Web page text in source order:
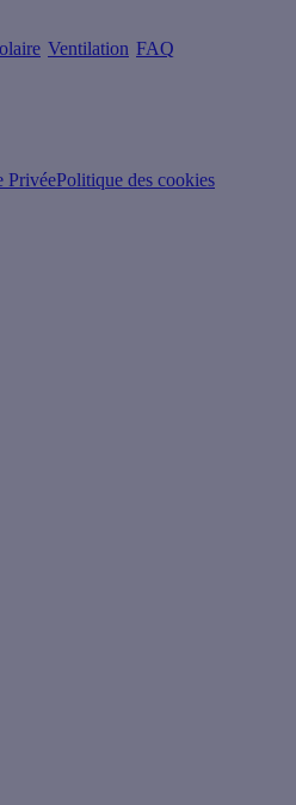
Ventilation FAQ
PrivéePolitique des cookies